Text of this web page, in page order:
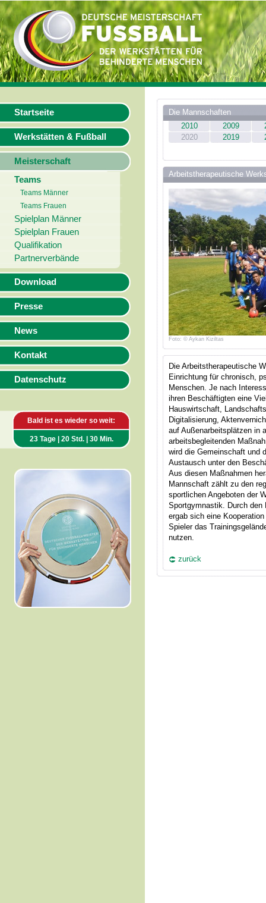
Startseite
Werkstätten & Fußball
Meisterschaft
Teams
Teams Männer
Teams Frauen
Spielplan Männer
Spielplan Frauen
Qualifikation
Partnerverbände
Download
Presse
News
Kontakt
Datenschutz
Bald ist es wieder so weit:
23 Tage | 20 Std. | 30 Min.
Die Mannschaften
2010
2009
2020
2019
Arbeitstherapeutische
Foto: © Aykan Kiziltas
Die Arbeitstherapeutische
Einrichtung für chronisch,
Menschen. Je nach
ihren Beschäftigten eine
Hauswirtschaft,
Digitalisierung,
auf Außenarbeitsplätzen in
arbeitsbegleitenden
wird die Gemeinschaft und
Austausch unter den
Aus diesen Maßnahmen
Mannschaft zählt zu den
sportlichen Angeboten der
Sportgymnastik. Durch den
ergab sich eine
Spieler das
nutzen.
zurück